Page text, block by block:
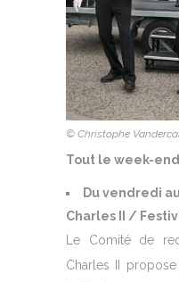
© Christophe
Tout le week-end
Du vendredi
Charles II /
Le Comité de
Charles II